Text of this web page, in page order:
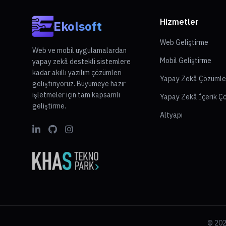
yaşamı hakkında sınırlı bilgiye sahip olsa da, medya
dünyasındaki etkisi ve katkılarıyla önemli bir figür olarak
öne çıkmaktadır.
Ekolsoft
Web ve mobil uygulamalardan
yapay zekâ destekli sistemlere
kadar akıllı yazılım çözümleri
geliştiriyoruz. Büyümeye hazır
işletmeler için tam kapsamlı
geliştirme.
Hizmetler
Web Geliştirme
Mobil Geliştirme
Yapay Zekâ
Yapay Zekâ İçerik
Altyapı
©